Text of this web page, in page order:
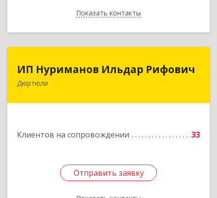
Показать контакты
Назад
ИП Нуриманов Ильдар Рифович
Дюртюли
Клиентов на сопровождении 33
Отправить заявку
ИП Нуриманов Ильдар Рифович
452320, Башкортостан Респ, Дюртюли г,
Отправить заявку